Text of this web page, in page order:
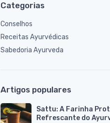
Categorias
Conselhos
Receitas Ayurvédicas
Sabedoria Ayurveda
Artigos populares
Sattu: A Farinha
Refrescante do